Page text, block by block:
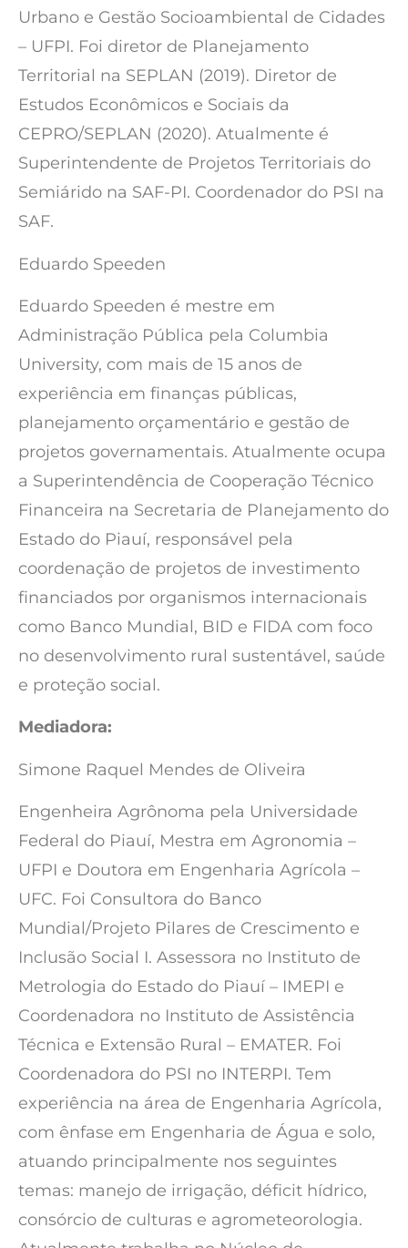
Urbano e Gestão Socioambiental de Cidades
– UFPI. Foi diretor de Planejamento
Territorial na SEPLAN (2019). Diretor de
Estudos Econômicos e Sociais da
CEPRO/SEPLAN (2020). Atualmente é
Superintendente de Projetos Territoriais do
Semiárido na SAF-PI. Coordenador do PSI na
SAF.
Eduardo Speeden
Eduardo Speeden é mestre em
Administração Pública pela Columbia
University, com mais de 15 anos de
experiência em finanças públicas,
planejamento orçamentário e gestão de
projetos governamentais. Atualmente ocupa
a Superintendência de Cooperação Técnico
Financeira na Secretaria de Planejamento do
Estado do Piauí, responsável pela
coordenação de projetos de investimento
financiados por organismos internacionais
como Banco Mundial, BID e FIDA com foco
no desenvolvimento rural sustentável, saúde
e proteção social.
Mediadora:
Simone Raquel Mendes de Oliveira
Engenheira Agrônoma pela Universidade
Federal do Piauí, Mestra em Agronomia –
UFPI e Doutora em Engenharia Agrícola –
UFC. Foi Consultora do Banco
Mundial/Projeto Pilares de Crescimento e
Inclusão Social I. Assessora no Instituto de
Metrologia do Estado do Piauí – IMEPI e
Coordenadora no Instituto de Assistência
Técnica e Extensão Rural – EMATER. Foi
Coordenadora do PSI no INTERPI. Tem
experiência na área de Engenharia Agrícola,
com ênfase em Engenharia de Água e solo,
atuando principalmente nos seguintes
temas: manejo de irrigação, déficit hídrico,
consórcio de culturas e agrometeorologia.